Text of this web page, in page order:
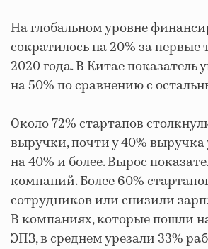
На глобальном уровне
сократилось на 20% за первые
2020 года. В Китае показатель
на 50% по сравнению с
Около 72% стартапов
выручки, почти у 40%
на 40% и более. Вырос
компаний. Более 60%
сотрудников или снизили
В компаниях, которые пошли
ЭПЗ, в среднем урезали 33%